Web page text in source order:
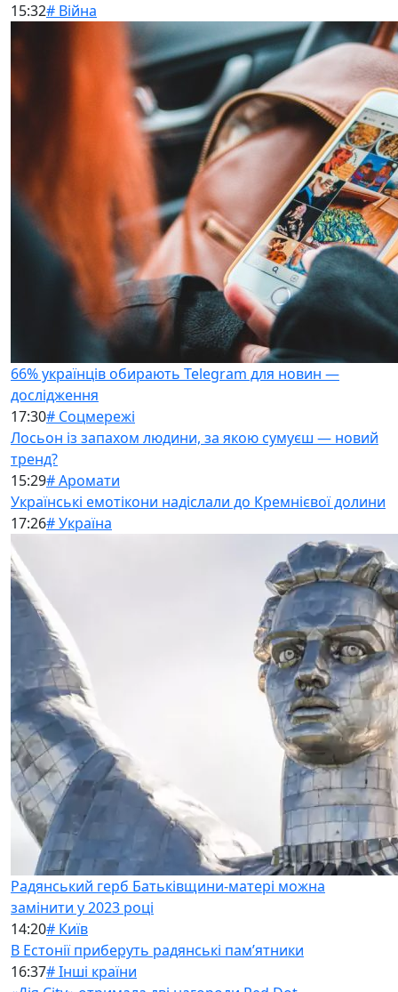
15:32# Війна
66% українців обирають Telegram для новин —
дослідження
17:30# Соцмережі
Лосьон із запахом людини, за якою сумуєш — новий
тренд?
15:29# Аромати
Українські емотікони надіслали до Кремнієвої долини
17:26# Україна
Радянський герб Батьківщини-матері можна
замінити у 2023 році
14:20# Київ
В Естонії приберуть радянські памʼятники
16:37# Інші країни